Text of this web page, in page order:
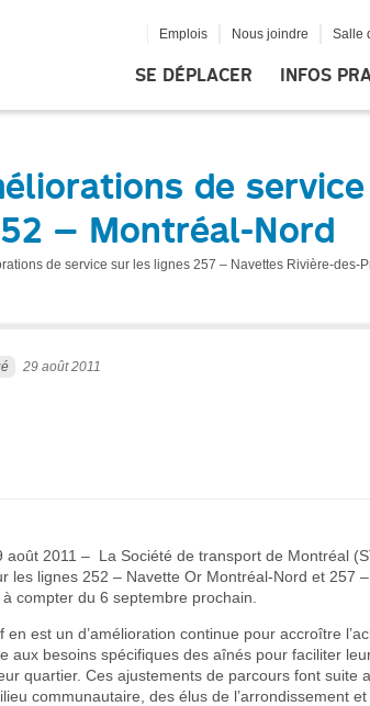
SE DÉPLACER INFOS
Emplois Nous joindre Salle
de
– Montréal-Nord
de service sur les lignes 257 – Navettes Rivière-des-
29 août 2011
août 2011 – La Société de transport de Montréal
les lignes 252 – Navette Or Montréal-Nord et 257
compter du 6 septembre prochain.
en est un d’amélioration continue pour accroître
aux besoins spécifiques des aînés pour faciliter
quartier. Ces ajustements de parcours font suite
communautaire, des élus de l’arrondissement